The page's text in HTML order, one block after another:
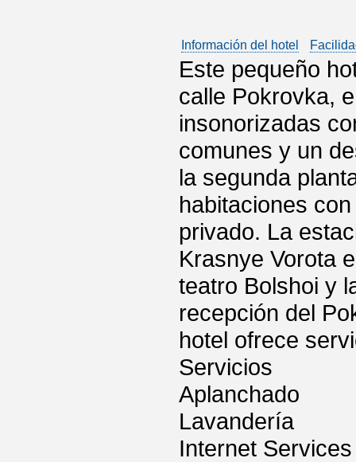
Información del hotel
Este pequeño
calle Pokrovka,
insonorizadas
comunes y un
la segunda
habitaciones
privado. La
Krasnye Vorota
teatro Bolshoi y
recepción del
hotel ofrece
Servicios
Aplanchado
Lavandería
Internet Services